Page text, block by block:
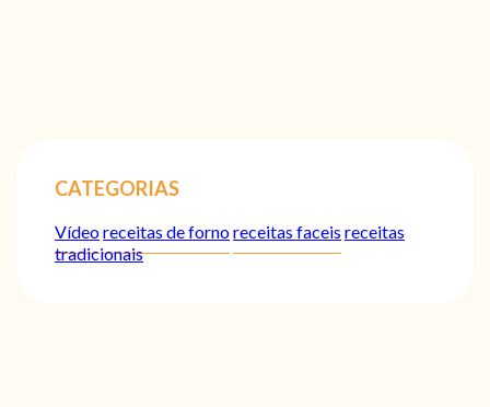
CATEGORIAS
Vídeoreceitas de fornoreceitas faceis receitas
tradicionais